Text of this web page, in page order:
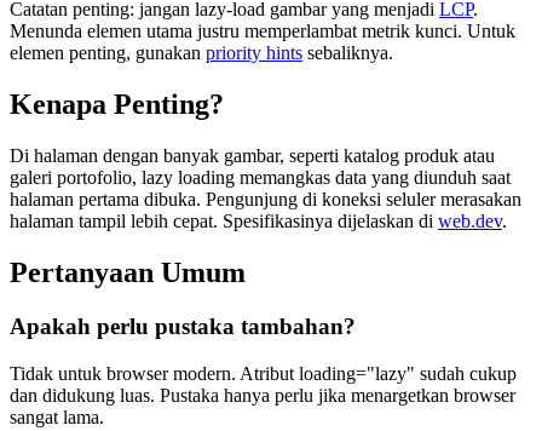
Catatan penting: jangan lazy-load gambar yang menjadi LCP.
Menunda elemen utama justru memperlambat metrik kunci. Untuk
elemen penting, gunakan priority hints sebaliknya.
Kenapa Penting?
Di halaman dengan banyak gambar, seperti katalog produk atau
galeri portofolio, lazy loading memangkas data yang diunduh saat
halaman pertama dibuka. Pengunjung di koneksi seluler merasakan
halaman tampil lebih cepat. Spesifikasinya dijelaskan di web.dev.
Pertanyaan Umum
Apakah perlu pustaka tambahan?
Tidak untuk browser modern. Atribut loading="lazy" sudah cukup
dan didukung luas. Pustaka hanya perlu jika menargetkan browser
sangat lama.